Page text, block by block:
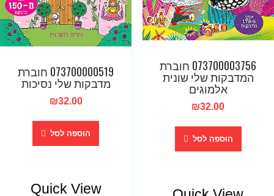
073700003756 חוברת
המדבקות שלי שונית
אלמוגים
₪32.00
הוספה לסל
073700000519 חוברת
מדבקות שלי נסיכות
₪32.00
הוספה לסל
Quick View